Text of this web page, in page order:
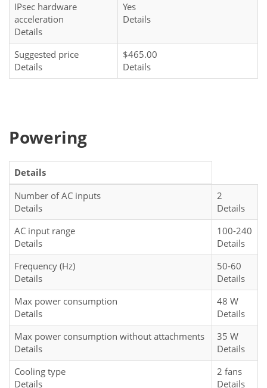
IPsec hardware
acceleration
Details
Yes
Details
Suggested price
Details
$465.00
Details
Powering
Details
Number of AC inputs
Details
2
Details
AC input range
Details
100-240
Details
Frequency (Hz)
Details
50-60
Details
Max power consumption
Details
48 W
Details
Max power consumption without attachments
Details
35 W
Details
Cooling type
Details
2 fans
Details